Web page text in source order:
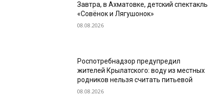
Завтра, в Ахматовке, детский спектакль
«Совёнок и Лягушонок»
08.08.2026
Роспотребнадзор предупредил
жителей Крылатского: воду из местных
родников нельзя считать питьевой
08.08.2026